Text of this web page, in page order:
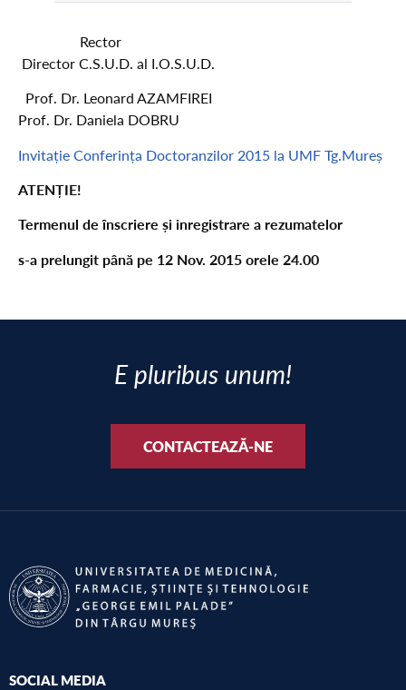
Rector
Director C.S.U.D. al I.O.S.U.D.
Prof. Dr. Leonard AZAMFIREI
Prof. Dr. Daniela DOBRU
Invitație Conferința Doctoranzilor 2015 la UMF Tg.Mureș
ATENȚIE!
Termenul de înscriere și inregistrare a rezumatelor
s-a prelungit până pe 12 Nov. 2015 orele 24.00
E pluribus unum!
CONTACTEAZĂ-NE
SOCIAL MEDIA